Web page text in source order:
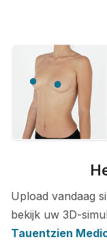
Upload vandaag
bekijk uw 3D-
Tauentzien